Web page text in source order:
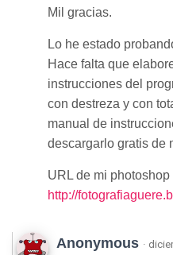
Mil gracias.
Lo he estado
Hace falta que
instrucciones del
con destreza y con
manual de
descargarlo gratis de
URL de mi photoshop
http://
Anonymous ·